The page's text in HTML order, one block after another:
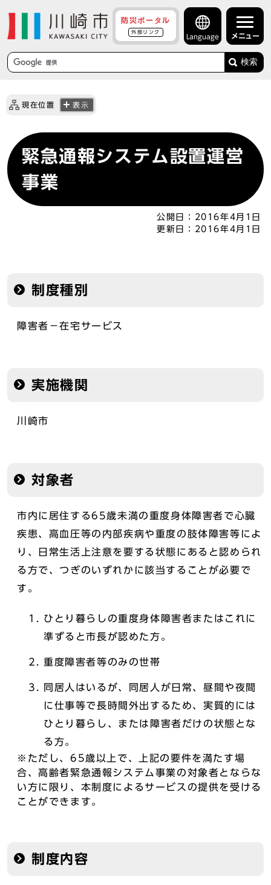
防災ポータル
外部リンク
Language メニュー
検索
現在位置 表示
緊急通報システム設置運営
事業
公開日：
2016年4月1日
更新日：
2016年4月1日
制度種別
障害者－在宅サービス
実施機関
川崎市
対象者
市内に居住する65歳未満の重度身体障害者で心臓
疾患、高血圧等の内部疾病や重度の肢体障害等によ
り、日常生活上注意を要する状態にあると認められ
る方で、つぎのいずれかに該当することが必要で
す。
ひとり暮らしの重度身体障害者またはこれに
準ずると市長が認めた方。
重度障害者等のみの世帯
同居人はいるが、同居人が日常、昼間や夜間
に仕事等で長時間外出するため、実質的には
ひとり暮らし、または障害者だけの状態とな
る方。
※ただし、65歳以上で、上記の要件を満たす場
合、高齢者緊急通報システム事業の対象者とならな
い方に限り、本制度によるサービスの提供を受ける
ことができます。
制度内容